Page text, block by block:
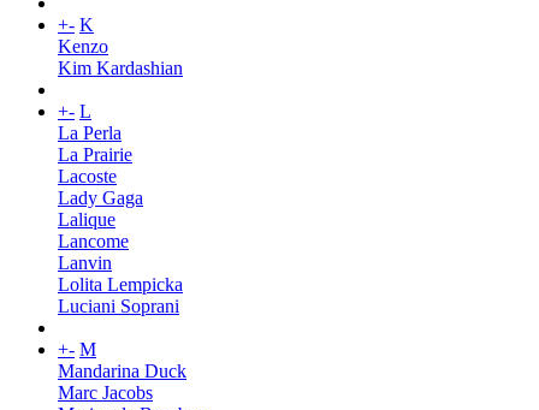
+- K
Kenzo
Kim Kardashian
+- L
La Perla
La Prairie
Lacoste
Lady Gaga
Lalique
Lancome
Lanvin
Lolita Lempicka
Luciani Soprani
+- M
Mandarina Duck
Marc Jacobs